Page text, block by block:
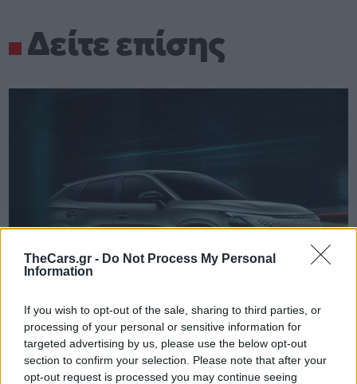
TheCars.gr - Do Not Process My Personal
Information
If you wish to opt-out of the sale, sharing to third parties, or
processing of your personal or sensitive information for
targeted advertising by us, please use the below opt-out
section to confirm your selection. Please note that after your
opt-out request is processed you may continue seeing
Δείτε επίσης
TheCars.gr 19/02/2026 18:00